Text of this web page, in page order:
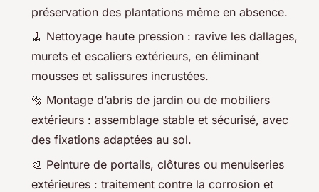
préservation des plantations même en absence.
🧹 Nettoyage haute pression : ravive les dallages,
murets et escaliers extérieurs, en éliminant
mousses et salissures incrustées.
🔩 Montage d’abris de jardin ou de mobiliers
extérieurs : assemblage stable et sécurisé, avec
des fixations adaptées au sol.
🎨 Peinture de portails, clôtures ou menuiseries
extérieures : traitement contre la corrosion et